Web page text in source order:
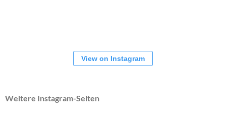
View on Instagram
Weitere Instagram-Seiten